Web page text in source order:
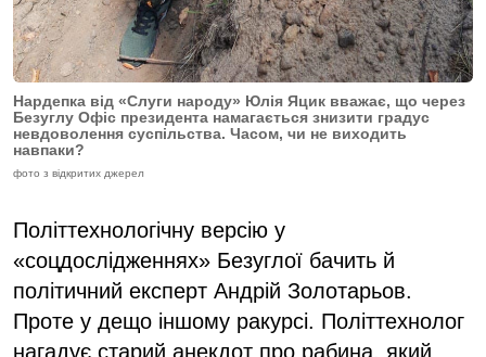
Нардепка від «Слуги народу» Юлія Яцик вважає, що через
Безуглу Офіс президента намагається знизити градус
невдоволення суспільства. Часом, чи не виходить
навпаки?
фото з відкритих джерел
Політтехнологічну версію у
«соцдослідженнях» Безуглої бачить й
політичний експерт Андрій Золотарьов.
Проте у дещо іншому ракурсі. Політтехнолог
нагадує старий анекдот про рабина, який